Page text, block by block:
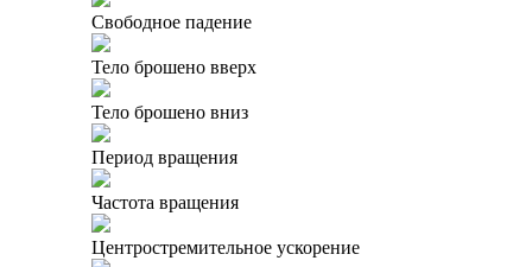
Свободное падение
Тело брошено вверх
Тело брошено вниз
Период вращения
Частота вращения
Центростремительное ускорение